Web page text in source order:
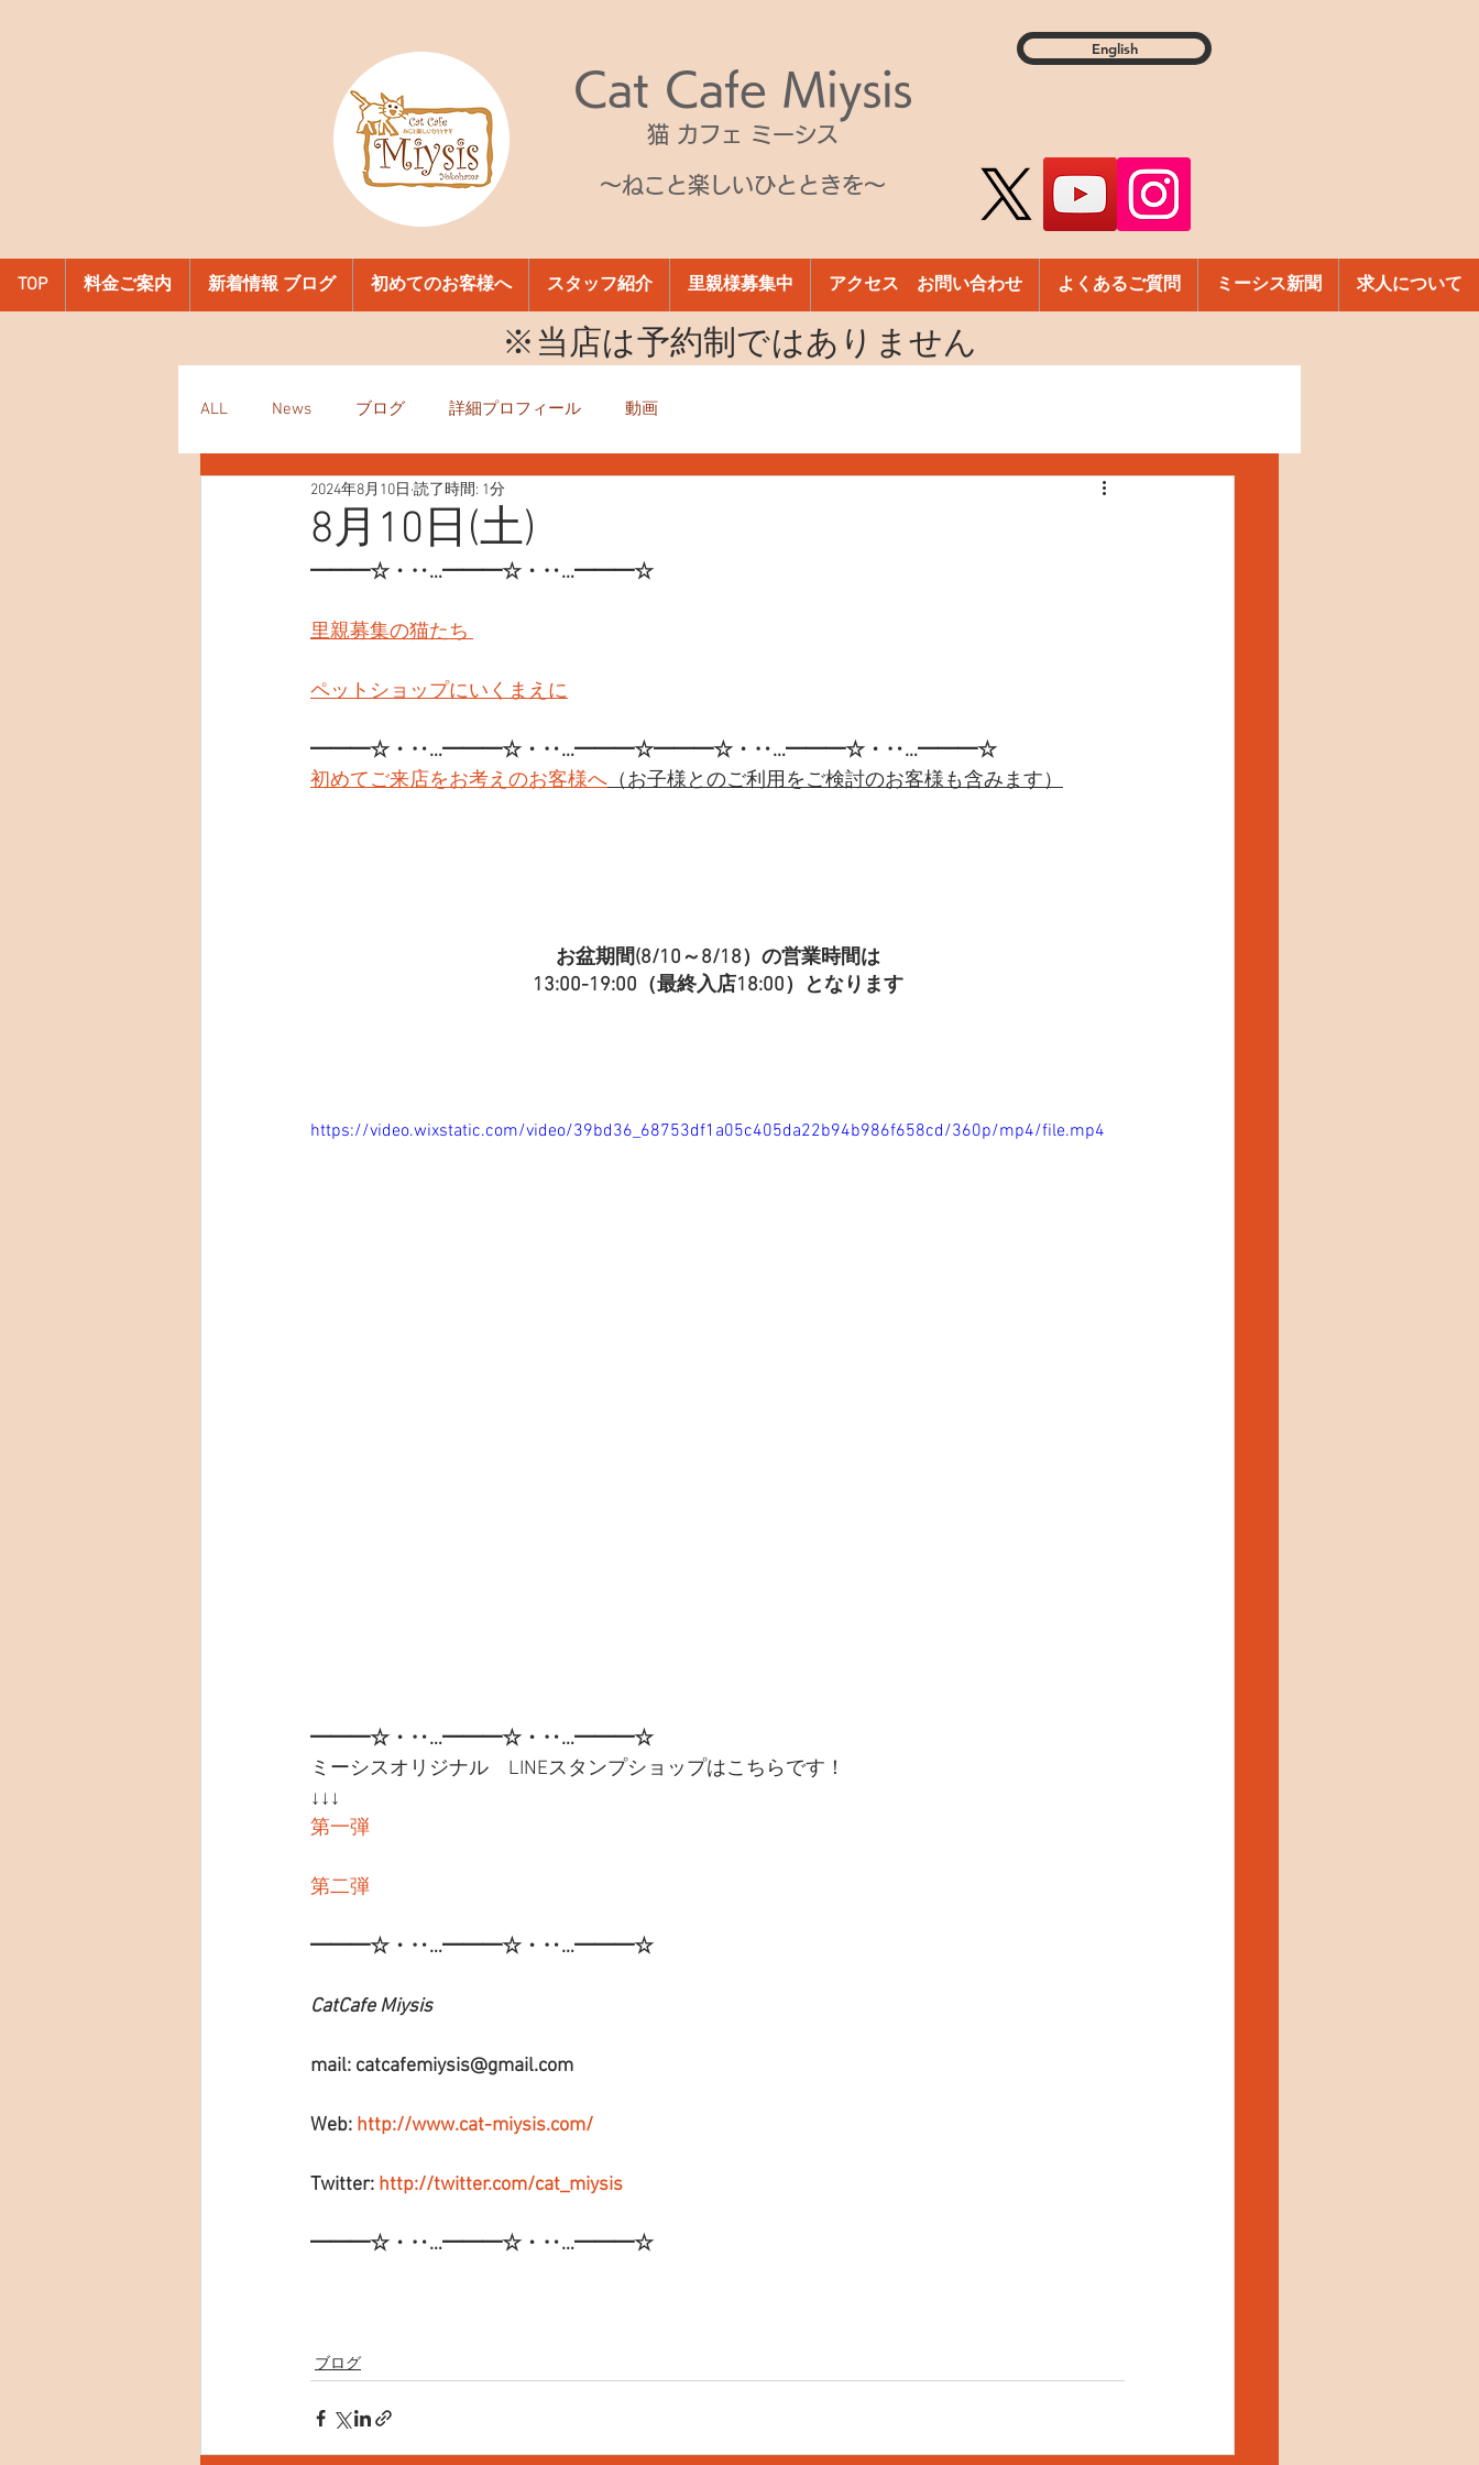
Cat Cafe Miysis
猫 カフェ ミーシス
～ねこと楽しいひとときを～
English
TOP 料金ご案内 新着情報 ブログ 初めてのお客様へ スタッフ紹介 里親様募集中 アクセス お問い合わせ よくあるご質問 ミーシス新聞 求人について
​※当店は予約制ではありません
ALL News ブログ 詳細プロフィール 動画
8月10日(土)
2024年8月10日 読了時間: 1分
━━━☆・‥…━━━☆・‥…━━━☆
里親募集の猫たち
ペットショップにいくまえに
━━━☆・‥…━━━☆・‥…━━━☆━━━☆・‥…━━━☆・‥…━━━☆
初めてご来店をお考えのお客様へ （お子様とのご利用をご検討のお客様も含みます）
お盆期間(8/10～8/18）の営業時間は
13:00-19:00（最終入店18:00）となります
https://video.wixstatic.com/video/39bd36_68753df1a05c405da22b94b986f658cd/360p/mp4/file.mp4
━━━☆・‥…━━━☆・‥…━━━☆
ミーシスオリジナル　LINEスタンプショップはこちらです！
↓↓↓
第一弾
第二弾
━━━☆・‥…━━━☆・‥…━━━☆
CatCafe Miysis
mail: catcafemiysis@gmail.com
Web: http://www.cat-miysis.com/
Twitter: http://twitter.com/cat_miysis
━━━☆・‥…━━━☆・‥…━━━☆
ブログ